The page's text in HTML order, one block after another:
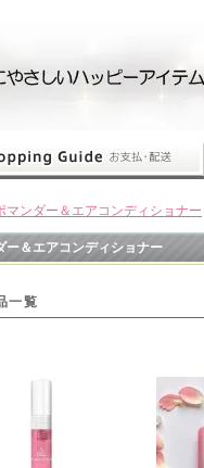
マンダー＆エアコンディショナー
ー＆エアコンディショナー
一覧